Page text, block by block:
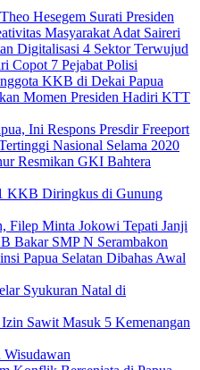
Hesegem Surati Presiden
Masyarakat Adat Saireri
Digitalisasi 4 Sektor Terwujud
Copot 7 Pejabat Polisi
KKB di Dekai Papua
Momen Presiden Hadiri KTT
Ini Respons Presdir Freeport
Nasional Selama 2020
Resmikan GKI Bahtera
KKB Diringkus di Gunung
Filep Minta Jokowi Tepati Janji
Bakar SMP N Serambakon
Papua Selatan Dibahas Awal
Syukuran Natal di
Sawit Masuk 5 Kemenangan